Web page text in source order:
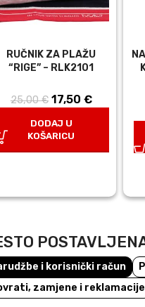
RUČNIK ZA PLAŽU
“RIGE” – RLK2101
25,00€
Izvorna
je: 25,00 €.
17,50 €Trenutna
DODAJ U
KOŠARICU
i korisnički račun
zamjene i reklamacije